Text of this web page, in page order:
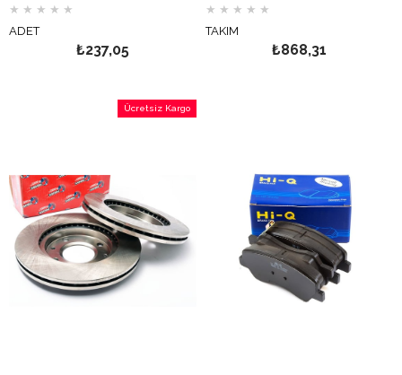
★ ★ ★ ★ ★
ADET
₺237,05
★ ★ ★ ★ ★
TAKIM
₺868,31
Ücretsiz Kargo